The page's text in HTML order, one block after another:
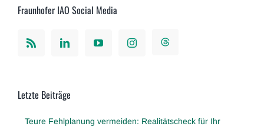
Fraunhofer IAO Social Media
Letzte Beiträge
Teure Fehlplanung vermeiden: Realitätscheck für Ihr